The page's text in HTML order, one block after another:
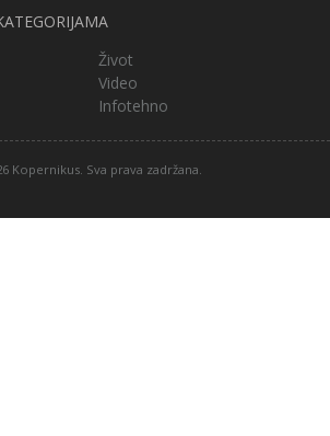
Život
Video
Infotehno
Kopernikus. Sva prava zadržana.